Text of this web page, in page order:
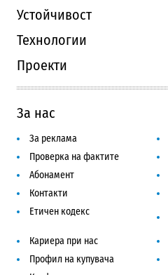
Устойчивост
Технологии
Проекти
За нас
За реклама
Проверка на фактите
Абонамент
Контакти
Етичен кодекс
Кариера при нас
Профил на купувача